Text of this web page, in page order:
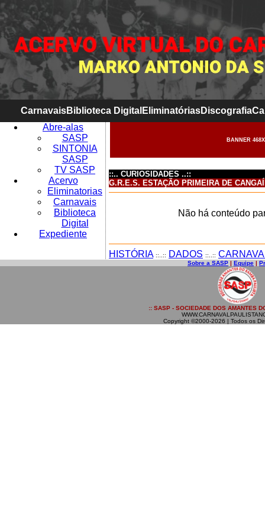
CarnavaisBiblioteca Digital EliminatóriasDiscografia
Abre-alas
SASP
SINTONIA
SASP
TV SASP
Acervo
Eliminatorias
Carnavais
Biblioteca
Digital
Expediente
BANNER
::.. CURIOSIDADES ..::
G.R.E.S. ESTAÇÃO PRIMEIRA DE
Não há conteúdo
HISTÓRIA ::..:: DADOS ::..::
Sobre a SASP | Equipe |
:: SASP - SOCIEDADE DOS AMANTES
Copyright ©2000-2026 | Todos os